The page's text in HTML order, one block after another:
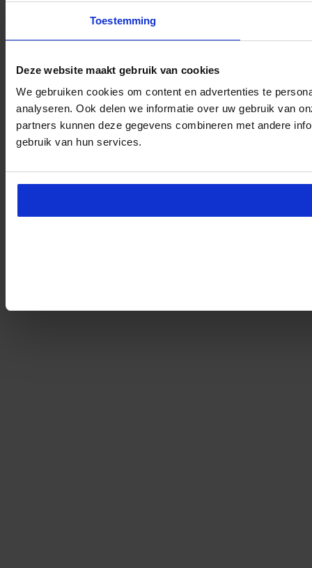
Toestemming
Deze website maakt gebruik van cookies
We gebruiken cookies om content en advertenties te
analyseren. Ook delen we informatie over uw gebruik van
partners kunnen deze gegevens combineren met andere
gebruik van hun services.